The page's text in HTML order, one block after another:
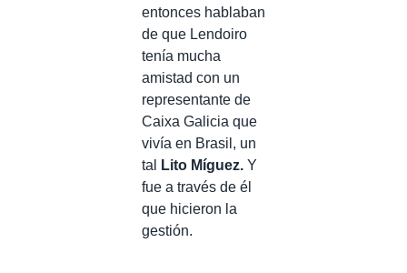
entonces hablaban
de que Lendoiro
tenía mucha
amistad con un
representante de
Caixa Galicia que
vivía en Brasil, un
tal
Lito Míguez. Y
fue a través de él
que hicieron la
gestión.